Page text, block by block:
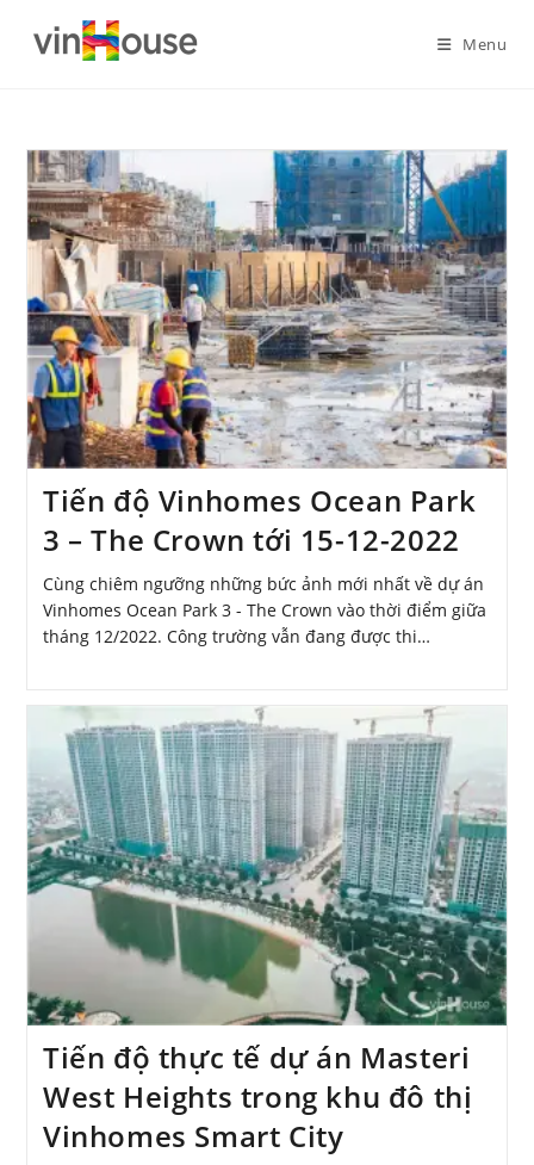
Menu
Tiến độ Vinhomes Ocean Park
3 – The Crown tới 15-12-2022
Cùng chiêm ngưỡng những bức ảnh mới nhất về dự án
Vinhomes Ocean Park 3 - The Crown vào thời điểm giữa
tháng 12/2022. Công trường vẫn đang được thi…
Tiến độ thực tế dự án Masteri
West Heights trong khu đô thị
Vinhomes Smart City